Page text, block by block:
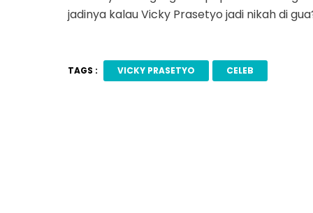
jadinya kalau Vicky Prasetyo jadi nikah di
TAGS : VICKY PRASETYO CELEB